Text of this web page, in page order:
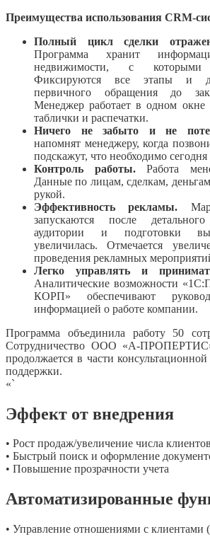
Преимущества использования CRM-
Полный цикл сделки
Программа хранит
недвижимости, с которыми
Фиксируются все этапы и
первичного обращения до
Менеджер работает в одном окне
таблички и распечатки.
Ничего не забыто и не
напомнят менеджеру, когда
подскажут, что необходимо сегодня
Контроль работы.Работа
Данные по лицам, сделкам,
рукой.
Эффективность рекламы.
запускаются после
аудитории и подготовки
увеличилась. Отмечается
проведения рекламных
Легко управлять и
Аналитические возможности
КОРП» обеспечивают
информацией о работе компании.
Программа объединила работу 50
Сотрудничество ООО «А-
продолжается в части
поддержки.
«`
Эффект от внедрения
• Рост продаж/увеличение числа клиентов
• Быстрый поиск и оформление
• Повышение прозрачности учета
Автоматизированные
• Управление отношениями с клиентами